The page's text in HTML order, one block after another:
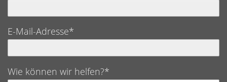
E-Mail-Adresse*
Wie können wir helfen?*